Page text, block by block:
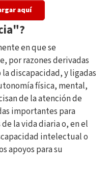
aquí
en que se
por razones derivadas
discapacidad, y ligadas
física, mental,
de la atención de
importantes para
la vida diaria o, en el
intelectual o
apoyos para su